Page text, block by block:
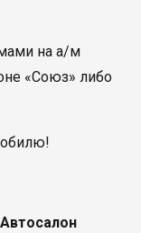
на а/м
«Союз» либо